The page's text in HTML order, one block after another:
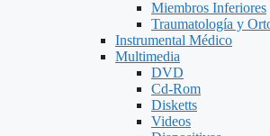
Miembros Inferiores
Traumatología y
Instrumental Médico
Multimedia
DVD
Cd-Rom
Disketts
Videos